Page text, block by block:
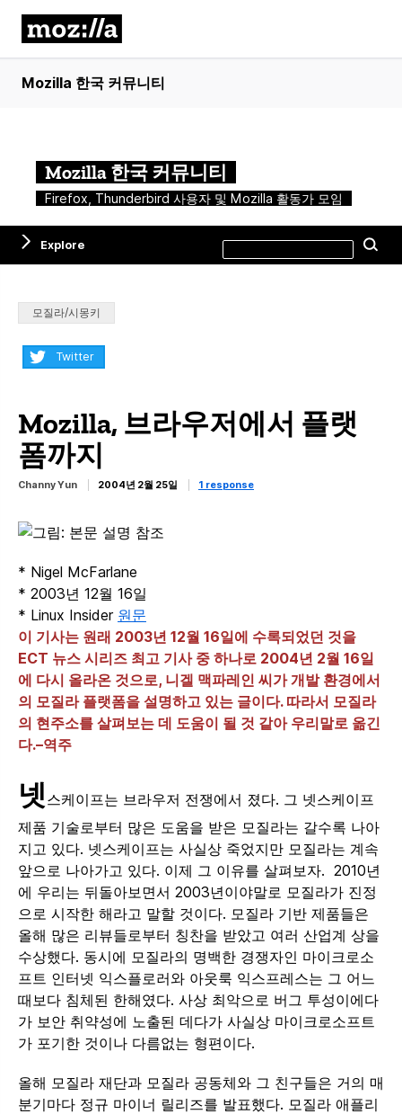
Mozilla 한국 커뮤니티
Mozilla 한국 커뮤니티
Firefox, Thunderbird 사용자 및 Mozilla 활동가 모임
Explore
this
site
Categories:
모질라/시몽키
Share:Twitter
Mozilla, 브라우저에서 플랫
폼까지
Channy Yun 2004년 2월 25일 1 response
* Nigel McFarlane
* 2003년 12월 16일
* Linux Insider 원문
이 기사는 원래 2003년 12월 16일에 수록되었던 것을
ECT 뉴스 시리즈 최고 기사 중 하나로 2004년 2월 16일
에 다시 올라온 것으로, 니겔 맥파레인 씨가 개발 환경에서
의 모질라 플랫폼을 설명하고 있는 글이다. 따라서 모질라
의 현주소를 살펴보는 데 도움이 될 것 같아 우리말로 옮긴
다.–역주
넷 스케이프는 브라우저 전쟁에서 졌다. 그 넷스케이프
제품 기술로부터 많은 도움을 받은 모질라는 갈수록 나아
지고 있다. 넷스케이프는 사실상 죽었지만 모질라는 계속
앞으로 나아가고 있다. 이제 그 이유를 살펴보자. 2010년
에 우리는 뒤돌아보면서 2003년이야말로 모질라가 진정
으로 시작한 해라고 말할 것이다. 모질라 기반 제품들은
올해 많은 리뷰들로부터 칭찬을 받았고 여러 산업계 상을
수상했다. 동시에 모질라의 명백한 경쟁자인 마이크로소
프트 인터넷 익스플로러와 아웃룩 익스프레스는 그 어느
때보다 침체된 한해였다. 사상 최악으로 버그 투성이에다
가 보안 취약성에 노출된 데다가 사실상 마이크로소프트
가 포기한 것이나 다름없는 형편이다.
올해 모질라 재단과 모질라 공동체와 그 친구들은 거의 매
분기마다 정규 마이너 릴리즈를 발표했다. 모질라 애플리